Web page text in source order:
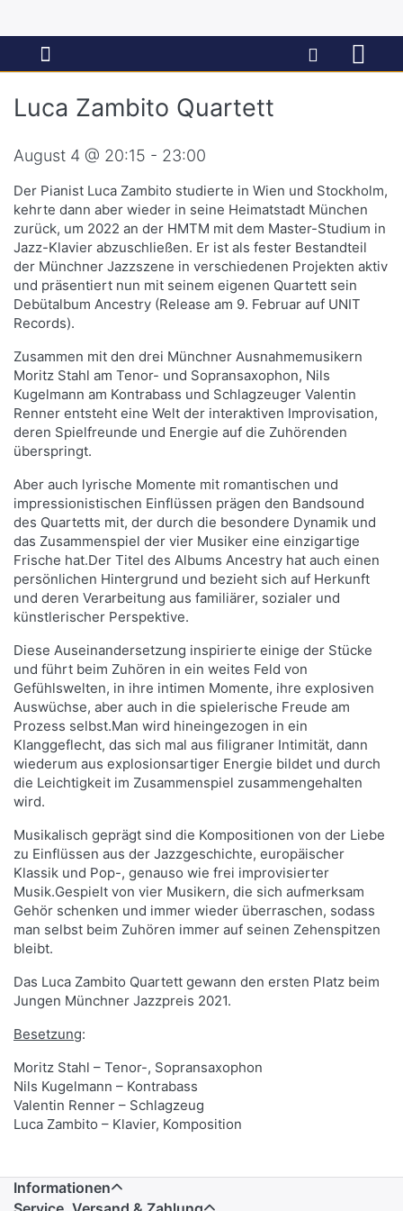
Luca Zambito Quartett
August 4 @ 20:15 - 23:00
Der Pianist Luca Zambito studierte in Wien und Stockholm,
kehrte dann aber wieder in seine Heimatstadt München
zurück, um 2022 an der HMTM mit dem Master-Studium in
Jazz-Klavier abzuschließen. Er ist als fester Bestandteil
der Münchner Jazzszene in verschiedenen Projekten aktiv
und präsentiert nun mit seinem eigenen Quartett sein
Debütalbum Ancestry (Release am 9. Februar auf UNIT
Records).
Zusammen mit den drei Münchner Ausnahmemusikern
Moritz Stahl am Tenor- und Sopransaxophon, Nils
Kugelmann am Kontrabass und Schlagzeuger Valentin
Renner entsteht eine Welt der interaktiven Improvisation,
deren Spielfreunde und Energie auf die Zuhörenden
überspringt.
Aber auch lyrische Momente mit romantischen und
impressionistischen Einflüssen prägen den Bandsound
des Quartetts mit, der durch die besondere Dynamik und
das Zusammenspiel der vier Musiker eine einzigartige
Frische hat.Der Titel des Albums Ancestry hat auch einen
persönlichen Hintergrund und bezieht sich auf Herkunft
und deren Verarbeitung aus familiärer, sozialer und
künstlerischer Perspektive.
Diese Auseinandersetzung inspirierte einige der Stücke
und führt beim Zuhören in ein weites Feld von
Gefühlswelten, in ihre intimen Momente, ihre explosiven
Auswüchse, aber auch in die spielerische Freude am
Prozess selbst.Man wird hineingezogen in ein
Klanggeflecht, das sich mal aus filigraner Intimität, dann
wiederum aus explosionsartiger Energie bildet und durch
die Leichtigkeit im Zusammenspiel zusammengehalten
wird.
Musikalisch geprägt sind die Kompositionen von der Liebe
zu Einflüssen aus der Jazzgeschichte, europäischer
Klassik und Pop-, genauso wie frei improvisierter
Musik.Gespielt von vier Musikern, die sich aufmerksam
Gehör schenken und immer wieder überraschen, sodass
man selbst beim Zuhören immer auf seinen Zehenspitzen
bleibt.
Das Luca Zambito Quartett gewann den ersten Platz beim
Jungen Münchner Jazzpreis 2021.
Besetzung:
Moritz Stahl – Tenor-, Sopransaxophon
Nils Kugelmann – Kontrabass
Valentin Renner – Schlagzeug
Luca Zambito – Klavier, Komposition
Informationen